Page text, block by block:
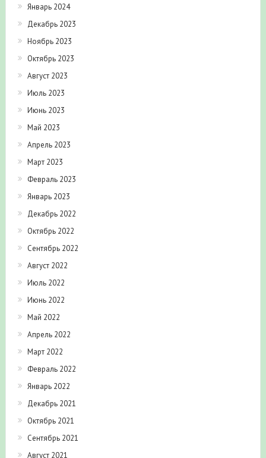
Январь 2024
Декабрь 2023
Ноябрь 2023
Октябрь 2023
Август 2023
Июль 2023
Июнь 2023
Май 2023
Апрель 2023
Март 2023
Февраль 2023
Январь 2023
Декабрь 2022
Октябрь 2022
Сентябрь 2022
Август 2022
Июль 2022
Июнь 2022
Май 2022
Апрель 2022
Март 2022
Февраль 2022
Январь 2022
Декабрь 2021
Октябрь 2021
Сентябрь 2021
Август 2021